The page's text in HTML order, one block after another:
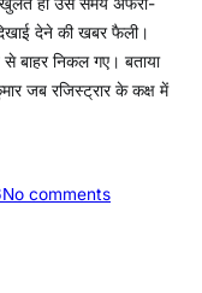
देने की खबर फैली।
से बाहर निकल गए। बताया
जब रजिस्ट्रार के कक्ष में
No commentso